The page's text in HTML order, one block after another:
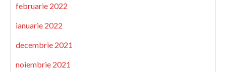
februarie 2022
ianuarie 2022
decembrie 2021
noiembrie 2021